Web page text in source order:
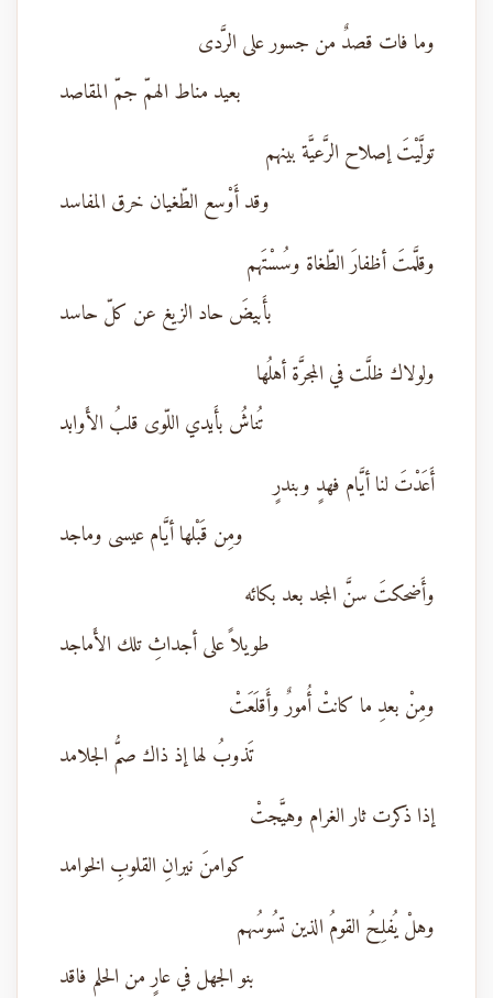
وما فات قصدٌ من جسور على الرَّدى
بعيد مناط الهمّ جمّ المقاصد
تولَّيْتَ إصلاح الرَّعيَّة بينهم
وقد أَوْسع الطّغيان خرق المفاسد
وقلَّمتَ أظفارَ الطّغاة وسُسْتَهم
بأَبيضَ حاد الزيغ عن كلّ حاسد
ولولاك ظلَّت في المجرَّة أهلُها
تُناشُ بأَيدي اللّوى قلبُ الأَوابد
أَعَدْتَ لنا أيَّام فهدٍ وبندرٍ
ومِن قَبْلها أيَّام عيسى وماجد
وأَضحكتَ سنَّ المجد بعد بكائه
طويلاً على أجداثِ تلك الأَماجد
ومِنْ بعدِ ما كانتْ أُمورٌ وأَقلَعَتْ
تَذوبُ لها إذ ذاك صمُّ الجلامد
إذا ذكرت ثار الغرام وهيَّجتْ
كوامنَ نيرانِ القلوبِ الخوامد
وهلْ يُفلِحُ القومُ الذين تسُوسُهم
بنو الجهل في عارٍ من الحلم فاقد